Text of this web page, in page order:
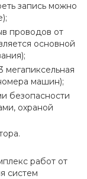
запись можно
проводов от
основной
мегапиксельная
машин);
безопасности
охраной
работ от
систем